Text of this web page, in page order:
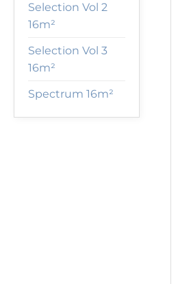
Selection Vol 2
16m²
Selection Vol 3
16m²
Spectrum 16m²